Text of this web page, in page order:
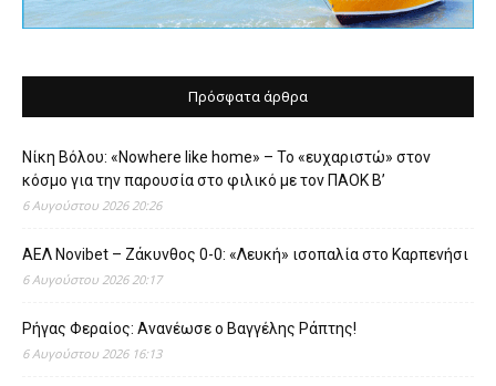
Πρόσφατα άρθρα
Νίκη Βόλου: «Nowhere like home» – Το «ευχαριστώ» στον
κόσμο για την παρουσία στο φιλικό με τον ΠΑΟΚ Β’
6 Αυγούστου 2026 20:26
ΑΕΛ Novibet – Ζάκυνθος 0-0: «Λευκή» ισοπαλία στο Καρπενήσι
6 Αυγούστου 2026 20:17
Ρήγας Φεραίος: Ανανέωσε ο Βαγγέλης Ράπτης!
6 Αυγούστου 2026 16:13